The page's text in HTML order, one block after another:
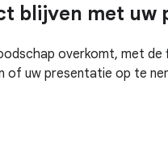
blijven met uw
overkomt, met de
of uw presentatie op te